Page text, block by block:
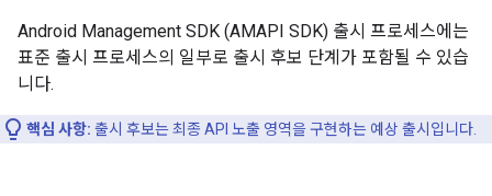
Android Management SDK (AMAPI SDK) 출시 프로세스에는
표준 출시 프로세스의 일부로 출시 후보 단계가 포함될 수 있습
니다.
핵심 사항: 출시 후보는 최종 API 노출 영역을 구현하는 예상 출시입니다.